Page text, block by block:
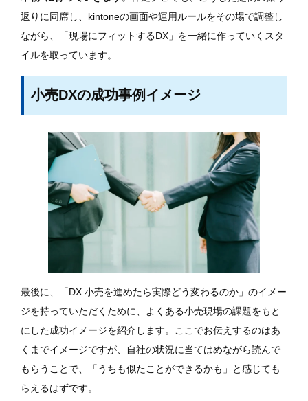
返りに同席し、kintoneの画面や運用ルールをその場で調整し
ながら、「現場にフィットするDX」を一緒に作っていくスタ
イルを取っています。
小売DXの成功事例イメージ
最後に、「DX 小売を進めたら実際どう変わるのか」のイメー
ジを持っていただくために、よくある小売現場の課題をもと
にした成功イメージを紹介します。ここでお伝えするのはあ
くまでイメージですが、自社の状況に当てはめながら読んで
もらうことで、「うちも似たことができるかも」と感じても
らえるはずです。